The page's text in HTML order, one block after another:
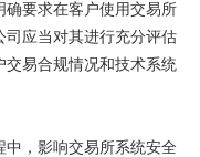
确要求在客户使用交易所
司应当对其进行充分评估
交易合规情况和技术系统
中，影响交易所系统安全